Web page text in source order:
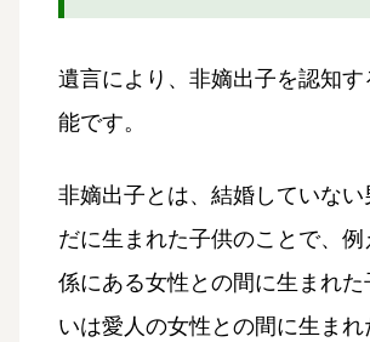
遺言により、非嫡出子を認知
能です。
非嫡出子とは、結婚していない
だに生まれた子供のことで、例
係にある女性との間に生まれた
いは愛人の女性との間に生まれ